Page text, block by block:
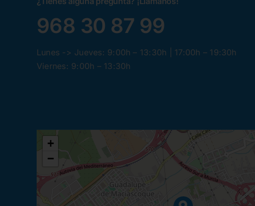
968 30 87 99
Lunes -> Jueves: 9:00h – 13:30h | 17:00h – 19:30h
Viernes: 9:00h – 13:30h
+
−